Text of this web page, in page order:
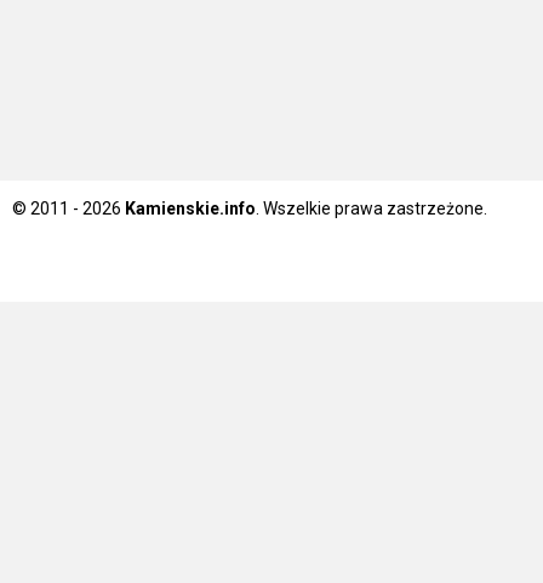
© 2011 - 2026 Kamienskie.info . Wszelkie prawa zastrzeżone.